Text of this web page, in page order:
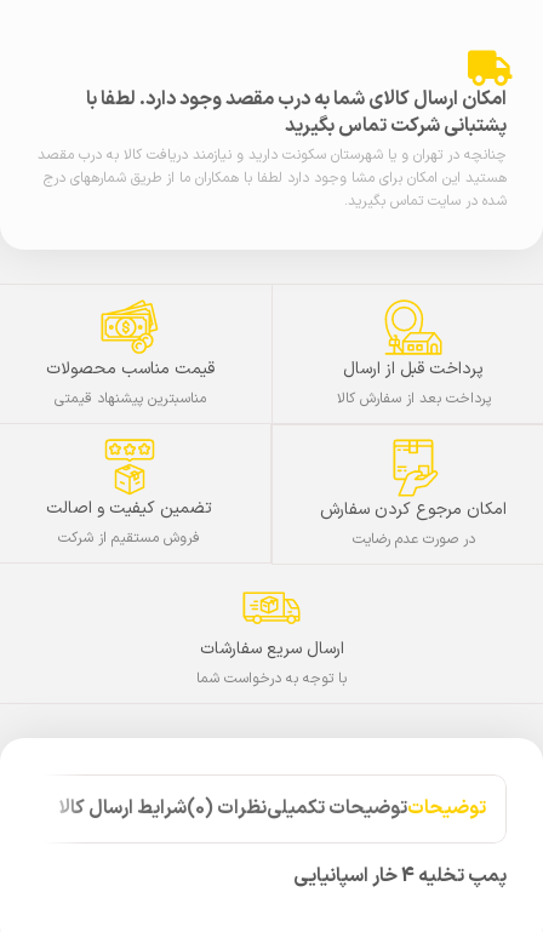
امکان ارسال کالای شما به درب مقصد وجود دارد. لطفا با
پشتبانی شرکت تماس بگیرید
چنانچه در تهران و یا شهرستان سکونت دارید و نیازمند دریافت کالا به درب مقصد
هستید این امکان برای مشا وجود دارد لطفا با همکاران ما از طریق شمارههای درج
شده در سایت تماس بگیرید.
پرداخت قبل از ارسال
پرداخت بعد از سفارش کالا
قیمت مناسب محصولات
مناسبترین پیشنهاد قیمتی
امکان مرجوع کردن سفارش
در صورت عدم رضایت
تضمین کیفیت و اصالت
فروش مستقیم از شرکت
ارسال سریع سفارشات
با توجه به درخواست شما
توضیحاتتوضیحات تکمیلینظرات (0) شرایط ارسال کالا
پمپ تخلیه 4 خار اسپانیایی